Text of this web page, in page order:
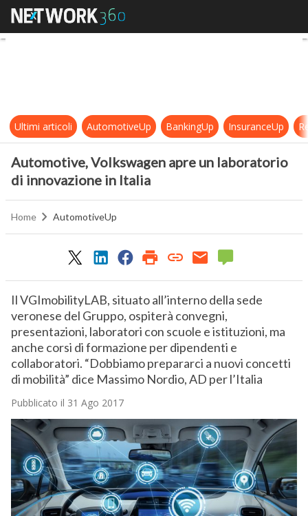
Automotive, Volkswagen apre un
Ultimi articoli AutomotiveUp BankingUp InsuranceUp
Automotive, Volkswagen apre un laboratorio
di innovazione in Italia
Home AutomotiveUp
Il VGImobilityLAB, situato all’interno della sede
veronese del Gruppo, ospiterà convegni,
presentazioni, laboratori con scuole e istituzioni, ma
anche corsi di formazione per dipendenti e
collaboratori. “Dobbiamo prepararci a nuovi concetti
di mobilità” dice Massimo Nordio, AD per l’Italia
Pubblicato il 31 Ago 2017